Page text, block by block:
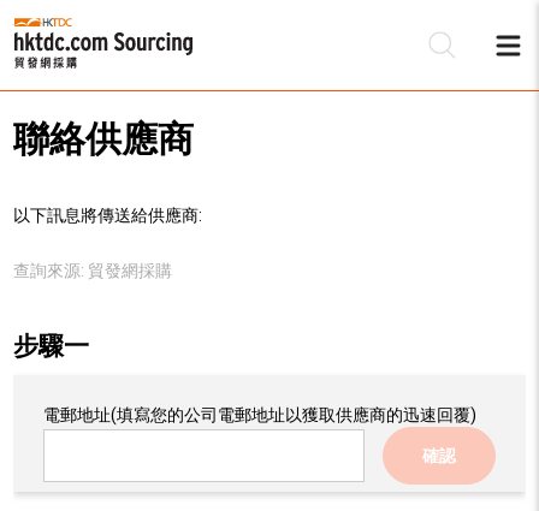
聯絡供應商
以下訊息將傳送給供應商:
查詢來源: 貿發網採購
步驟一
電郵地址(填寫您的公司電郵地址以獲取供應商的迅速回覆)
確認